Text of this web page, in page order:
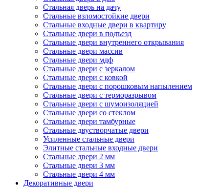
Стальная дверь на дачу
Стальные взломостойкие двери
Стальные входные двери в квартиру
Стальные двери в подъезд
Стальные двери внутреннего открывания
Стальные двери массив
Стальные двери мдф
Стальные двери с зеркалом
Стальные двери с ковкой
Стальные двери с порошковым напылением
Стальные двери с терморазрывом
Стальные двери с шумоизоляцией
Стальные двери со стеклом
Стальные двери тамбурные
Стальные двустворчатые двери
Усиленные стальные двери
Элитные стальные входные двери
Стальные двери 2 мм
Стальные двери 3 мм
Стальные двери 4 мм
Декоративные двери